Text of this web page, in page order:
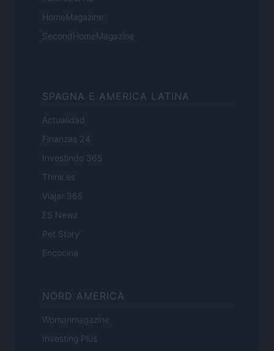
HomeMagazine
SecondHomeMagazine
SPAGNA E AMERICA LATINA
Actualidad
Finanzas 24
Investindo 365
Think.es
Viajar 365
ES Newz
Pet Story
Encocina
NORD AMERICA
Womanmagazine
Investing Plus